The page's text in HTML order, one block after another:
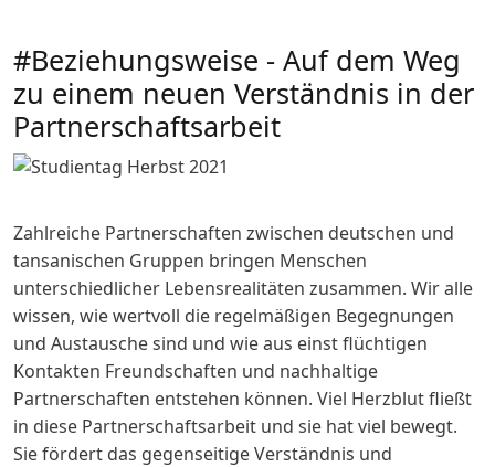
#Beziehungsweise - Auf dem Weg
zu einem neuen Verständnis in der
Partnerschaftsarbeit
Zahlreiche Partnerschaften zwischen deutschen und
tansanischen Gruppen bringen Menschen
unterschiedlicher Lebensrealitäten zusammen. Wir alle
wissen, wie wertvoll die regelmäßigen Begegnungen
und Austausche sind und wie aus einst flüchtigen
Kontakten Freundschaften und nachhaltige
Partnerschaften entstehen können. Viel Herzblut fließt
in diese Partnerschaftsarbeit und sie hat viel bewegt.
Sie fördert das gegenseitige Verständnis und